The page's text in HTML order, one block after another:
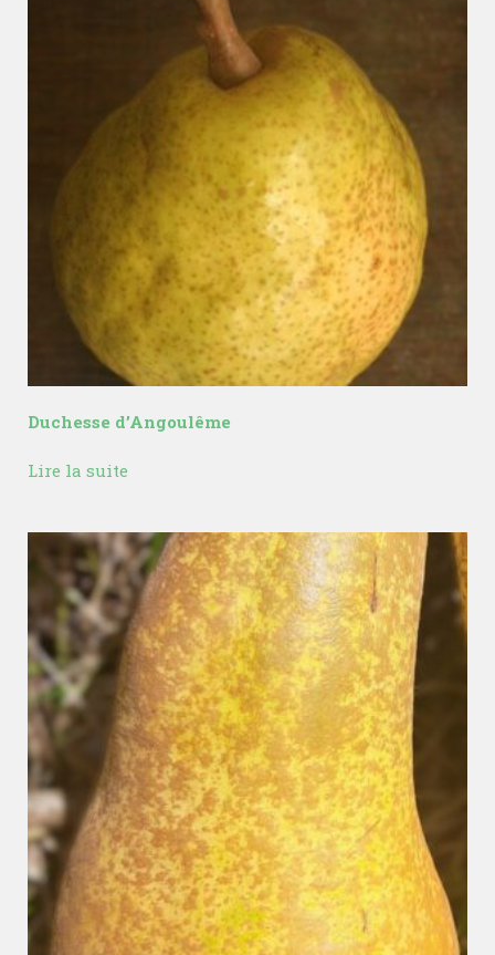
Duchesse d’Angoulême
Lire la suite